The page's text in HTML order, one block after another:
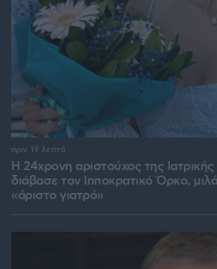
Η 24χρονη αριστούχος της
διάβασε τον Ιπποκρατικό Όρκο,
«άριστο γιατρό»
πριν 19 λεπτά